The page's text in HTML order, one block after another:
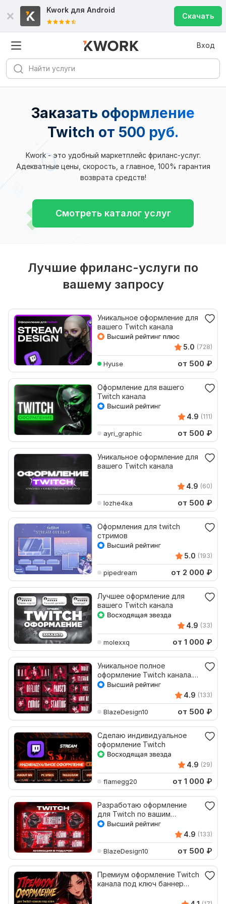
Kwork для Android
Скачать
Вход
Заказать оформление
Twitch от 500 руб.
Kwork - это удобный маркетплейс фриланс-услуг.
Адекватные цены, скорость, а главное, 100% гарантия
возврата средств!
Смотреть каталог услуг
Лучшие фриланс-услуги по
вашему запросу
Уникальное оформление для
вашего Twitch канала
5.0 (728)
Hyuse от 500 ₽
Оформление для вашего
Twitch канала
4.9 (111)
ayri_graphic от 500 ₽
Уникальное оформление для
вашего Twitch канала
4.9 (60)
lozhe4ka от 500 ₽
Оформления для twitch
стримов
5.0 (193)
pipedream от 2 000 ₽
Лучшее оформление для
вашего Twitch канала
4.9 (33)
molexxq от 1 000 ₽
Уникальное полное
оформление Twitch канала.
Анимация в подарок
4.9 (133)
BlazeDesign10 от 500 ₽
Сделаю индивидуальное
оформление Twitch
4.9 (29)
flamegg20 от 1 000 ₽
Разработаю оформление
для Twitch по вашим
пожеланиям. Недорого
4.9 (133)
BlazeDesign10 от 500 ₽
Премиум оформление Twitch
канала под ключ баннер